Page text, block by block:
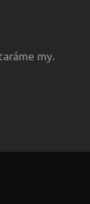
my.